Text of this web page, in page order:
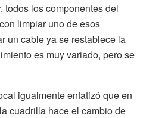
todos los componentes del
limpiar uno de esos
un cable ya se restablece la
es muy variado, pero se
igualmente enfatizó que en
cuadrilla hace el cambio de